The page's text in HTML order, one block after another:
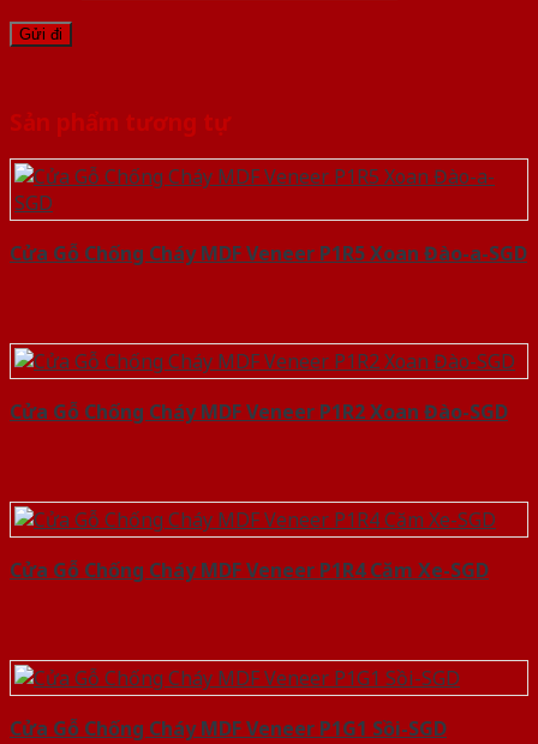
Sản phẩm tương tự
Cửa Gỗ Chống Cháy MDF Veneer P1R5 Xoan Đào-a-SGD
Cửa Gỗ Chống Cháy MDF Veneer P1R2 Xoan Đào-SGD
Cửa Gỗ Chống Cháy MDF Veneer P1R4 Căm Xe-SGD
Cửa Gỗ Chống Cháy MDF Veneer P1G1 Sồi-SGD